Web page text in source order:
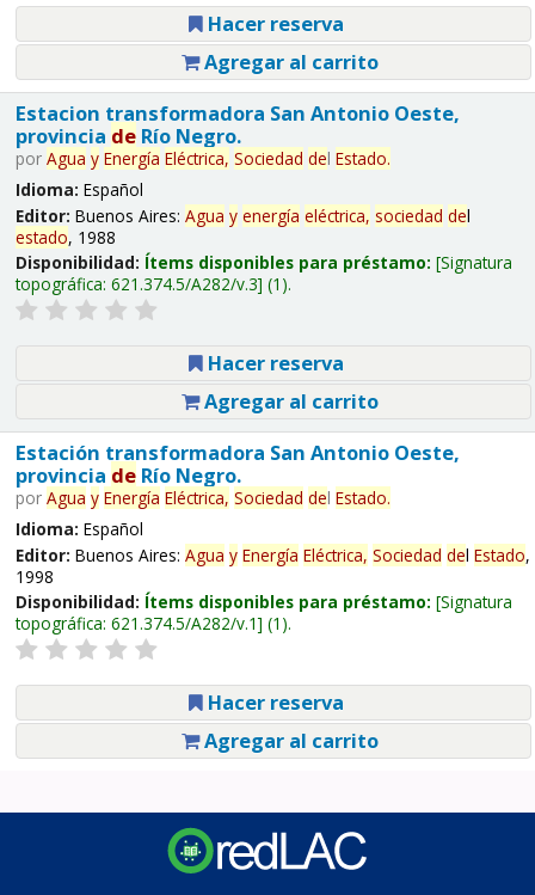
Hacer reserva
Agregar al carrito
Estacion transformadora San Antonio Oeste,
provincia deRío Negro.
por Agua y Energía Eléctrica, Sociedad del Estado.
Idioma: Español
Editor: Buenos Aires: Agua y energía eléctrica, sociedad del
estado, 1988
Disponibilidad: Ítems disponibles para préstamo: Signatura
topográfica: 621.374.5/A282/v.3 (1).
Hacer reserva
Agregar al carrito
Estación transformadora San Antonio Oeste,
provincia deRío Negro.
por Agua y Energía Eléctrica, Sociedad del Estado.
Idioma: Español
Editor: Buenos Aires: Agua y Energía Eléctrica, Sociedad del Estado,
1998
Disponibilidad: Ítems disponibles para préstamo: Signatura
topográfica: 621.374.5/A282/v.1 (1).
Hacer reserva
Agregar al carrito